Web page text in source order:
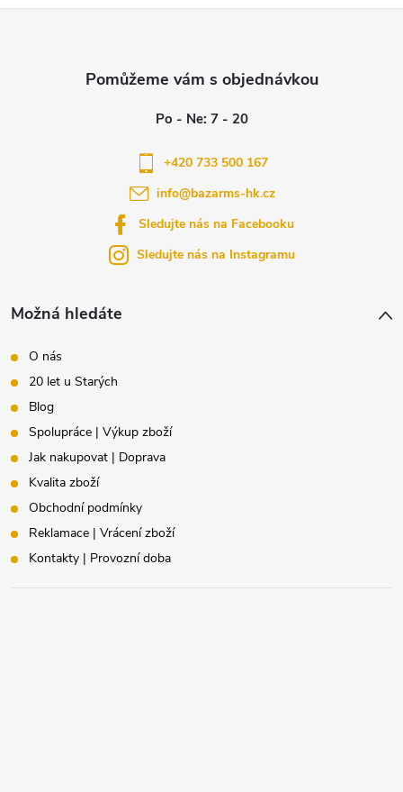
i
Možná hledáte
O nás
20 let u Starých
Blog
Spolupráce | Výkup zboží
Jak nakupovat | Doprava
Kvalita zboží
Obchodní podmínky
Reklamace | Vrácení zboží
Kontakty | Provozní doba
info@bazarms-hk.cz
+420 733 500 167
Sledujte nás na Facebooku
Sledujte nás na Instagramu